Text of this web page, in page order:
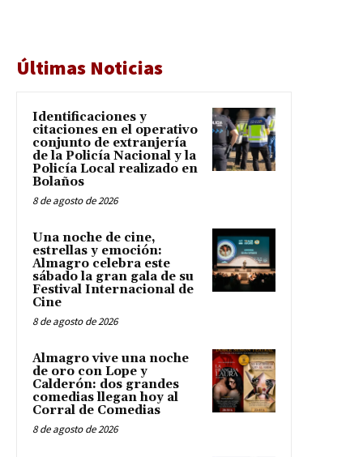
Últimas Noticias
Identificaciones y
citaciones en el operativo
conjunto de extranjería
de la Policía Nacional y la
Policía Local realizado en
Bolaños
8 de agosto de 2026
Una noche de cine,
estrellas y emoción:
Almagro celebra este
sábado la gran gala de su
Festival Internacional de
Cine
8 de agosto de 2026
Almagro vive una noche
de oro con Lope y
Calderón: dos grandes
comedias llegan hoy al
Corral de Comedias
8 de agosto de 2026